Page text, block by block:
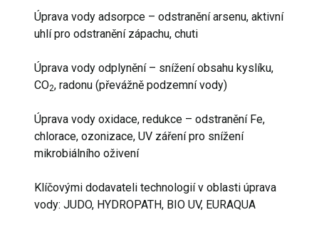
Úprava vody adsorpce – odstranění arsenu, aktivní
uhlí pro odstranění zápachu, chuti
Úprava vody odplynění – snížení obsahu kyslíku,
CO2, radonu (převážně podzemní vody)
Úprava vody oxidace, redukce – odstranění Fe,
chlorace, ozonizace, UV záření pro snížení
mikrobiálního oživení
Klíčovými dodavateli technologií v oblasti úprava
vody: JUDO, HYDROPATH, BIO UV, EURAQUA